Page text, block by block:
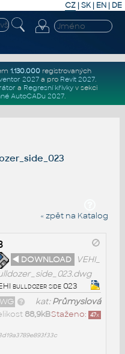
CZ | SK| EN | DE
1.130.000registrovaných
2027a pro Revit 2027.
a Regresní křivkyv sekci
AutoCADu 2027.
« zpět na Katalog
◄ DOWNLOAD
VEHI_
bulldozer side 023
kat:Průmyslová
Staženo: 47x
88,9kB